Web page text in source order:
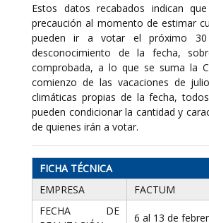
Estos datos recabados indican
precaución al momento de estimar
pueden ir a votar el próximo
desconocimiento de la fecha,
comprobada, a lo que se suma la
comienzo de las vacaciones de
climáticas propias de la fecha,
pueden condicionar la cantidad y
de quienes irán a votar.
FICHA TÉCNICA
EMPRESA
FACTUM
FECHA DE
6 al 13 de